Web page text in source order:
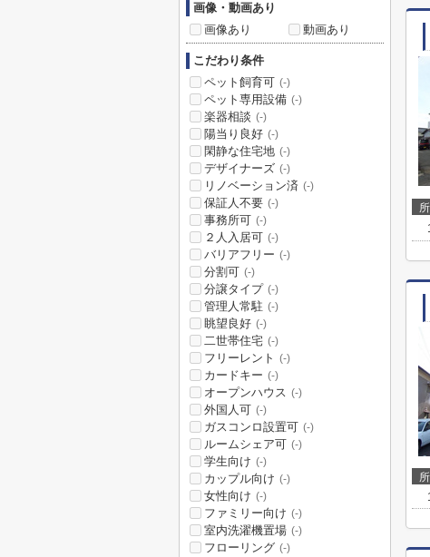
画像・動画あり
画像あり
動画あり
こだわり条件
ペット飼育可 (-)
ペット専用設備 (-)
楽器相談 (-)
陽当り良好 (-)
閑静な住宅地 (-)
デザイナーズ (-)
リノベーション済 (-)
保証人不要 (-)
事務所可 (-)
２人入居可 (-)
バリアフリー (-)
分割可 (-)
分譲タイプ (-)
管理人常駐 (-)
眺望良好 (-)
二世帯住宅 (-)
フリーレント (-)
カードキー (-)
オープンハウス (-)
外国人可 (-)
ガスコンロ設置可 (-)
ルームシェア可 (-)
学生向け (-)
カップル向け (-)
女性向け (-)
ファミリー向け (-)
室内洗濯機置場 (-)
フローリング (-)